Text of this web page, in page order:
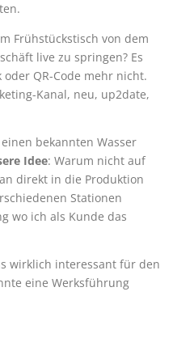
Frühstückstisch von dem
live zu springen? Es
QR-Code mehr nicht.
Kanal, neu, up2date,
bekannten Wasser
Idee: Warum nicht auf
direkt in die Produktion
Stationen
wo ich als Kunde das
wirklich interessant für den
eine Werksführung